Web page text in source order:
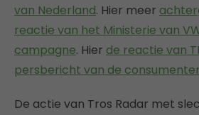
van Nederland. Hier meer
reactie van het Ministerie van
campagne. Hier de reactie van
persbericht van de
De actie van Tros Radar met